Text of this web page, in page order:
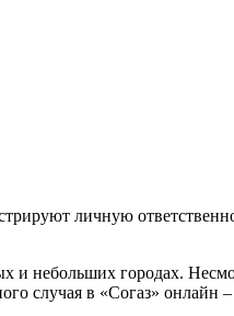
личную
городах.
случая в «Согаз»